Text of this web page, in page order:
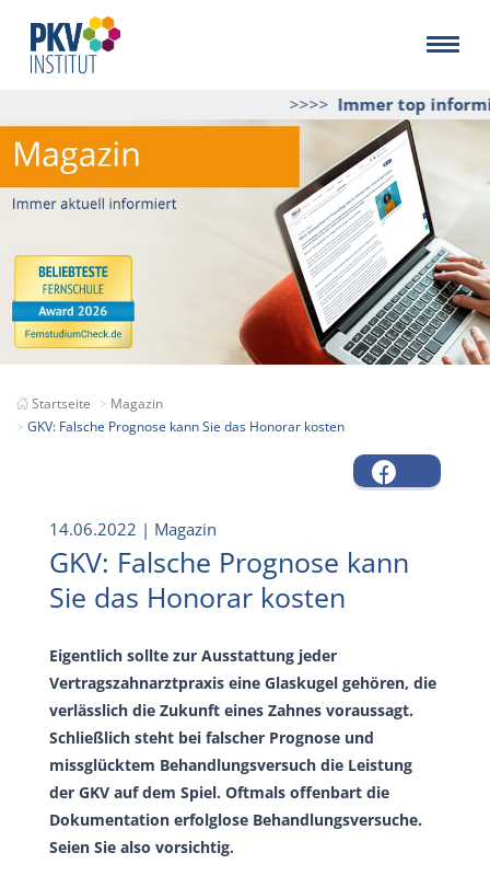
>>>>Immer top
Startseite
Magazin
GKV: Falsche Prognose kann Sie das Honorar kosten
14.06.2022 | Magazin
GKV: Falsche Prognose kann
Sie das Honorar kosten
Eigentlich sollte zur Ausstattung jeder
Vertragszahnarztpraxis eine Glaskugel gehören, die
verlässlich die Zukunft eines Zahnes voraussagt.
Schließlich steht bei falscher Prognose und
missglücktem Behandlungsversuch die Leistung
der GKV auf dem Spiel. Oftmals offenbart die
Dokumentation erfolglose Behandlungsversuche.
Seien Sie also vorsichtig.